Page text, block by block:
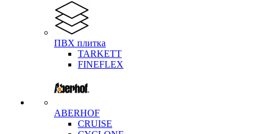
ПВХ плитка
TARKETT
FINEFLEX
ABERHOF
CRUISE